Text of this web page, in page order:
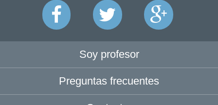
Soy profesor
Preguntas frecuentes